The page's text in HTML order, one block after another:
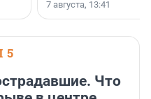
7 августа, 13:41
5
Что